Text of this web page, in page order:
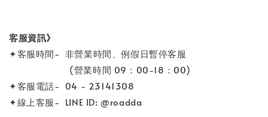
客服資訊》
✦客服時間- 非營業時間、例假日暫停客服
(營業時間 09：00-18：00)
✦客服電話- 04 - 23141308
✦線上客服- LINE ID: @roadda